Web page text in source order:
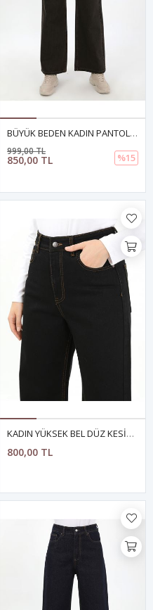
BÜYÜK BEDEN KADIN PANTOLON- KAHVE
850,00 TL
999,00 TL
%15
KADIN YÜKSEK BEL DÜZ KESİM JEAN PANTOLON
800,00 TL